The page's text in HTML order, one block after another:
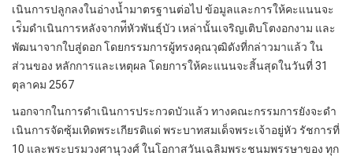
เนินการปลูกลงในอ่างนํ้ามาตรฐานต่อไป ข้อมูลและการให้คะแนนจะ
เร่ิมดําเนินการหลังจากท่ีหัวพันธ์ุบัว เหล่านั้นเจริญเติบโตงอกงาม และ
พัฒนาจากใบสู่ดอก โดยกรรมการผู้ทรงคุณวุฒิดังที่กล่าวมาแล้ว ใน
ส่วนของ หลักการและเหตุผล โดยการให้คะแนนจะสิ้นสุดในวันที่ 31
ตุลาคม 2567
นอกจากในการดําเนินการประกวดบัวแล้ว ทางคณะกรรมการยังจะดํา
เนินการจัดซุ้มเทิดพระเกียรติแด่ พระบาทสมเด็จพระเจ้าอยู่หัว รัชการที่
10 และพระบรมวงศานุวงศ์ ในโอกาสวันเฉลิมพระชนมพรรษาของ ทุก